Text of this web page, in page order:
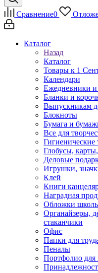
Сравнение0
Каталог
Назад
Каталог
Товары к 1
Календари
Ежедневники
Бланки и
Выпускникам
Блокноты
Бумага и
Все для
Гигиенические
Глобусы,
Деловые
Игрушки,
Клей
Книги
Наградная
Обложки
Органайзеры,
стаканчики
Офис
Папки для
Пеналы
Портфолио для